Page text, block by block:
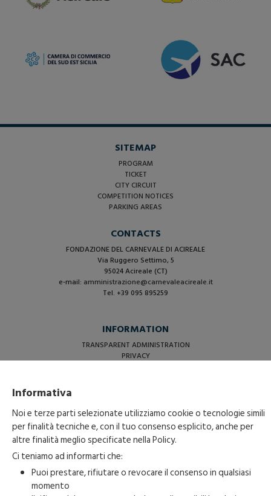
Informativa
Noi e terze parti selezionate utilizziamo cookie o tecnologie simili
per finalità tecniche e, con il tuo consenso esplicito, anche per
altre finalità meglio specificate nellaPolicy.
Ci teniamo ad informarti che:
Puoi prestare, rifiutare o revocare il consenso in qualsiasi
momento
SITEMAP
PROGRAM
TICKET
CITY CIRCUIT
COMPETITION NOTICES
PARKING AREAS
CONTACTS
FONDAZIONE DEL CARNEVALE DI ACIREALE
Via Ruggero Settimo, 5
95024 Acireale (CT)
e-mail: amministrazione@carnevaleacireale.it
Tel. +39 095 895259
INFORMATION
TRANSPARENT ADMINISTRATION
PRIVACY